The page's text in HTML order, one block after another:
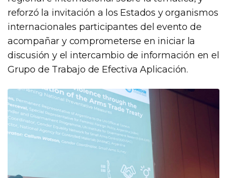
reforzó la invitación a los Estados y organismos
internacionales participantes del evento de
acompañar y comprometerse en iniciar la
discusión y el intercambio de información en el
Grupo de Trabajo de Efectiva Aplicación.